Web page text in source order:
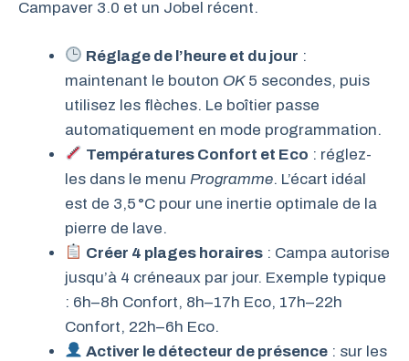
Campaver 3.0 et un Jobel récent.
Réglage de l’heure et du jour :
maintenant le bouton OK5 secondes, puis
utilisez les flèches. Le boîtier passe
automatiquement en mode programmation.
Températures Confort et Eco : réglez-
les dans le menu Programme. L’écart idéal
est de 3,5 °C pour une inertie optimale de la
pierre de lave.
Créer 4 plages horaires : Campa autorise
jusqu’à 4 créneaux par jour. Exemple typique
: 6h–8h Confort, 8h–17h Eco, 17h–22h
Confort, 22h–6h Eco.
Activer le détecteur de présence : sur les